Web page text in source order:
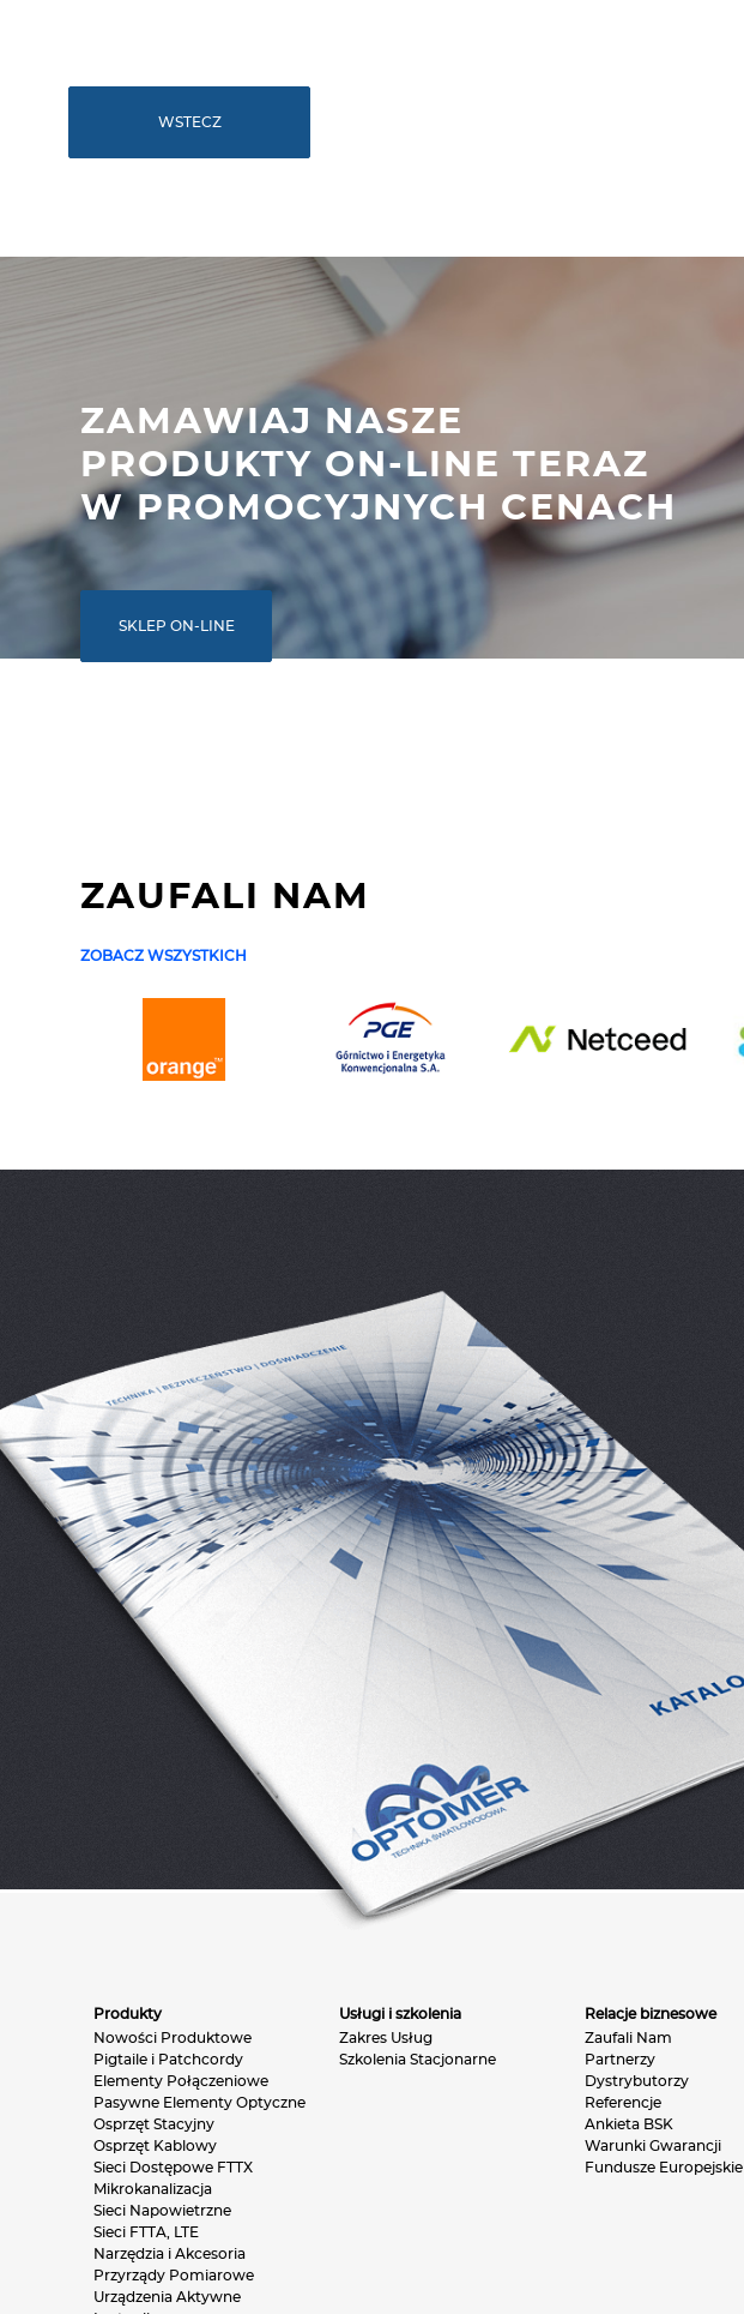
WSTECZ
ZAMAWIAJ NASZE
PRODUKTY ON-LINE TERAZ
W PROMOCYJNYCH CENACH
SKLEP ON-LINE
ZAUFALI NAM
ZOBACZ WSZYSTKICH
Produkty
Nowości Produktowe
Pigtaile i Patchcordy
Elementy Połączeniowe
Pasywne Elementy Optyczne
Osprzęt Stacyjny
Osprzęt Kablowy
Sieci Dostępowe FTTX
Mikrokanalizacja
Sieci Napowietrzne
Sieci FTTA, LTE
Narzędzia i Akcesoria
Przyrządy Pomiarowe
Urządzenia Aktywne
Usługi i szkolenia
Zakres Usług
Szkolenia Stacjonarne
Relacje biznesowe
Zaufali Nam
Partnerzy
Dystrybutorzy
Referencje
Ankieta BSK
Warunki Gwarancji
Fundusze Europejskie